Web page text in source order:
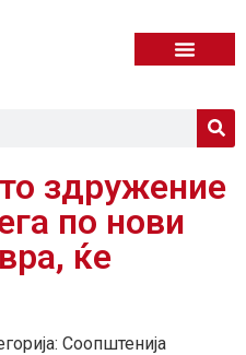
здружение
по нови
ќе
Соопштенија